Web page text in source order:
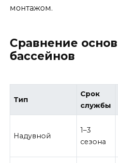
монтажом.
Сравнение
бассейнов
Тип
Срок
службы
Надувной
1–3
сезона